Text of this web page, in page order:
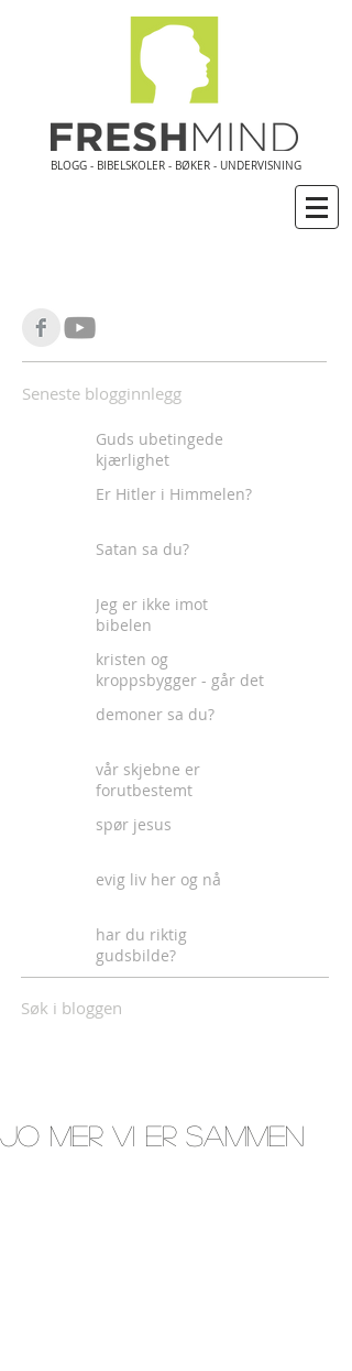
BLOGG - BIBELSKOLER - BØKER - UNDERVISNING
Seneste blogginnlegg
Søk i bloggen
Guds ubetingede
kjærlighet
Er Hitler i Himmelen?
Satan sa du?
Jeg er ikke imot
bibelen
kristen og
kroppsbygger - går det
demoner sa du?
vår skjebne er
forutbestemt
spør jesus
evig liv her og nå
har du riktig
gudsbilde?
Jo mer vi er sammen